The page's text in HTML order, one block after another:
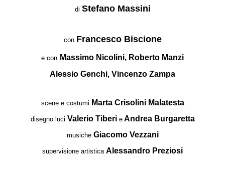
di Stefano Massini
con Francesco Biscione
e con Massimo Nicolini, Roberto Manzi
Alessio Genchi, Vincenzo Zampa
scene e costumi Marta Crisolini Malatesta
disegno luci Valerio Tiberi eAndrea Burgaretta
musicheGiacomo Vezzani
supervisione artistica Alessandro Preziosi